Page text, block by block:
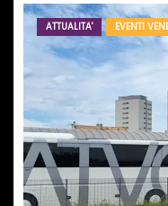
ATTUALITA' EVENTI